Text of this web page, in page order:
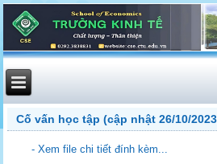
Cố vấn học tập (cập nhật 26/10/
- Xem file chi tiết đính kèm...